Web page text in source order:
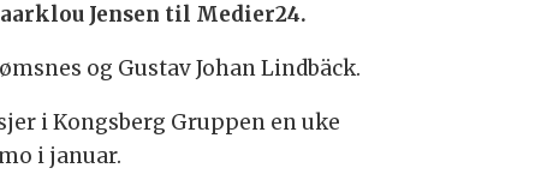
Jensen til Medier24.
og Gustav Johan Lindbäck.
i Kongsberg Gruppen en uke
i januar.